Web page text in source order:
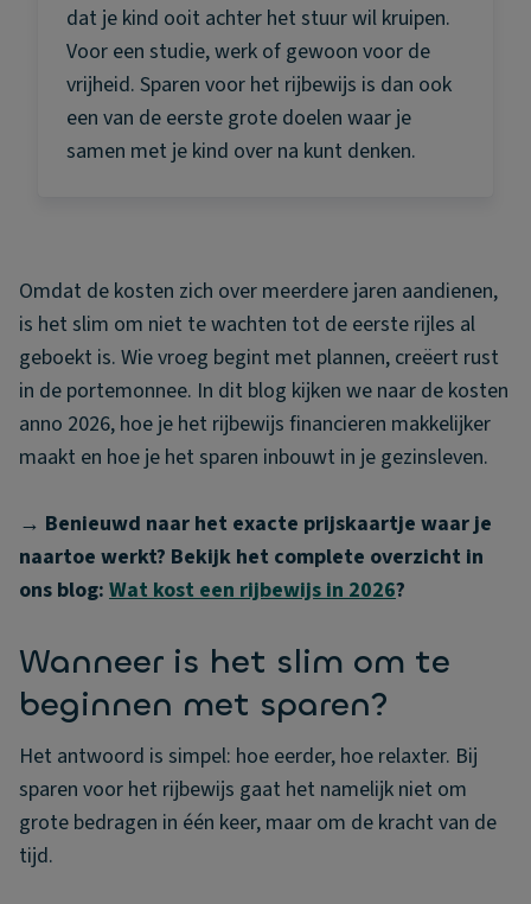
dat je kind ooit achter het stuur wil kruipen.
Voor een studie, werk of gewoon voor de
vrijheid. Sparen voor het rijbewijs is dan ook
een van de eerste grote doelen waar je
samen met je kind over na kunt denken.
Omdat de kosten zich over meerdere jaren aandienen,
is het slim om niet te wachten tot de eerste rijles al
geboekt is. Wie vroeg begint met plannen, creëert rust
in de portemonnee. In dit blog kijken we naar de kosten
anno 2026, hoe je het rijbewijs financieren makkelijker
maakt en hoe je het sparen inbouwt in je gezinsleven.
→ Benieuwd naar het exacte prijskaartje waar je
naartoe werkt? Bekijk het complete overzicht in
ons blog: Wat kost een rijbewijs in 2026?
Wanneer is het slim om te
beginnen met sparen?
Het antwoord is simpel: hoe eerder, hoe relaxter. Bij
sparen voor het rijbewijs gaat het namelijk niet om
grote bedragen in één keer, maar om de kracht van de
tijd.